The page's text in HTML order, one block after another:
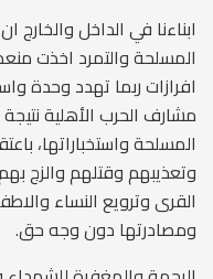
ابناءنا في الداخل والخارج
المسلحة والتمرد اخذت
افرازات ربما تهدد وحدة
مشارف الحرب الأهلية
المسلحة واستخباراتها،
وتعذيبهم وقتلهم والزج
القرى وترويع النساء
ومصادرتها دون وجه حق.